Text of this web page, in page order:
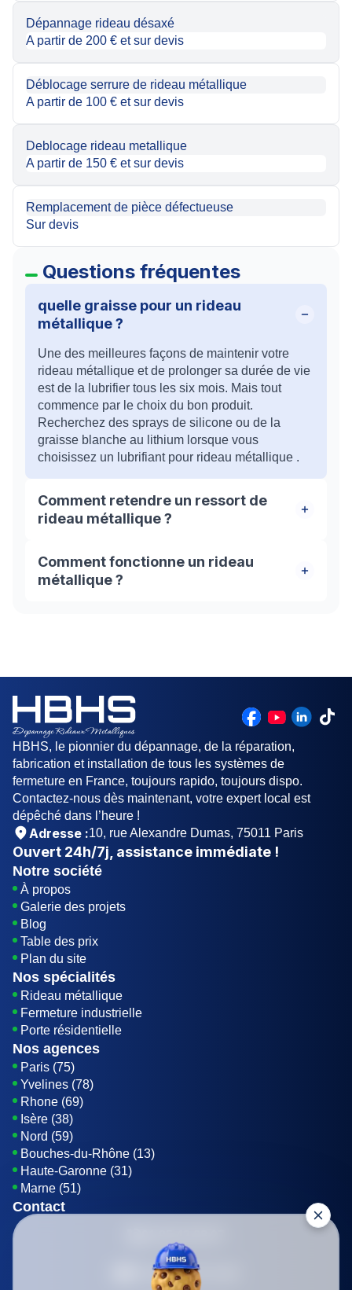
Dépannage rideau désaxé
A partir de 200 € et sur devis
Déblocage serrure de rideau métallique
A partir de 100 € et sur devis
Deblocage rideau metallique
A partir de 150 € et sur devis
Remplacement de pièce défectueuse
Sur devis
Questions fréquentes
quelle graisse pour un rideau
métallique ?
Une des meilleures façons de maintenir votre
rideau métallique et de prolonger sa durée de vie
est de la lubrifier tous les six mois. Mais tout
commence par le choix du bon produit.
Recherchez des sprays de silicone ou de la
graisse blanche au lithium lorsque vous
choisissez un lubrifiant pour rideau métallique .
Comment retendre un ressort de
rideau métallique ?
Pour tendre ou retendre le volet, il faut faire
pivoter l’axe dans le sens de la descente de la
grille. En effectuant ce mouvement, vous allez
Comment fonctionne un rideau
métallique ?
HBHS, le pionnier du dépannage, de la réparation,
fabrication et installation de tous les systèmes de
fermeture en France, toujours rapido, toujours dispo.
Contactez-nous dès maintenant, votre expert local est
dépêché dans l’heure !
Adresse :10, rue Alexandre Dumas, 75011 Paris
Ouvert 24h/7j , assistance immédiate !
Notre société
À propos
Galerie des projets
Blog
Table des prix
Plan du site
Nos spécialités
Rideau métallique
Fermeture industrielle
Porte résidentielle
Nos agences
Paris (75)
Yvelines (78)
Rhone (69)
Isère (38)
Nord (59)
Bouches-du-Rhône (13)
Haute-Garonne (31)
Marne (51)
Contact
Envoyer un E-mail